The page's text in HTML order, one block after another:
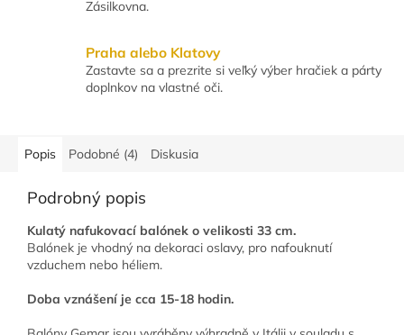
Zásilkovna.
Praha alebo Klatovy
Zastavte sa a prezrite si veľký výber hračiek a párty
doplnkov na vlastné oči.
Popis Podobné (4) Diskusia
Podrobný popis
Kulatý nafukovací balónek o velikosti 33 cm.
Balónek je vhodný na dekoraci oslavy, pro nafouknutí
vzduchem nebo héliem.
Doba vznášení je cca 15-18 hodin.